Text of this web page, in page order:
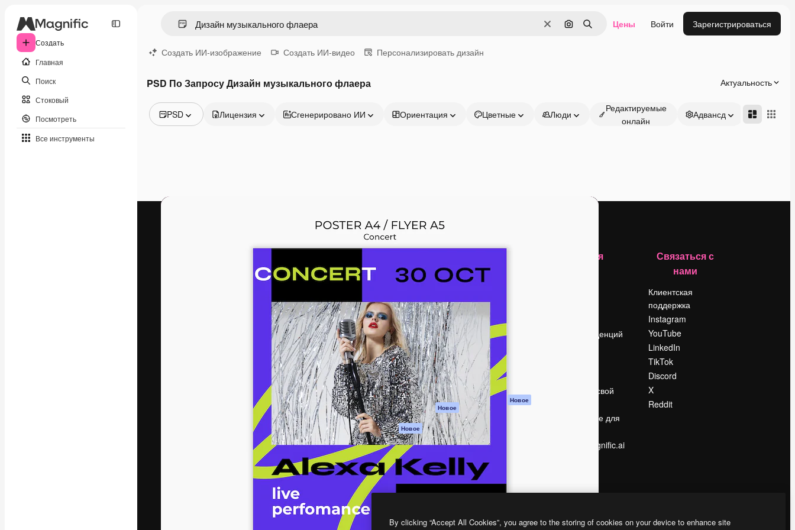
Создать
Главная
Поиск
Стоковый
Посмотреть
Все инструменты
ОчиститьПоиск по изображению
Поиск Цены Войти Зарегистрироваться
Создать ИИ-изображение Создать ИИ-видео Персонализировать дизайн
PSD По Запросу Дизайн музыкального флаера Актуальность
PSD
Видео
Лицензия Сгенерировано ИИ Ориентация Цветные Люди
Редактируемые
онлайн
Адвансд
Креативная платформа для создания
ваших лучших работ. Более 1 миллиона
подписчиков среди креаторов,
предприятий, агентств и студий.
Spaces
Генератор
изображений ИИ
Генератор видео
ИИ
Генератор голоса
на основе ИИ
Стоковый контент
MCP для
Claude/ChatGPT
Новое
Агенты Новое
API
Мобильное
приложение
Все инструменты
Magnific
Academy
Пакету ИИ
Служба
поддержки
Условия и
положения
Политика
конфиденциальности
Оригиналы
Новое
Политика файлов
cookie
Центр доверия
Партнеры
Предприятие
Компания
Поиск тенденций
Продайте свой
Помещение для
Ищете magnific.ai
Связаться с
нами
Клиентская
поддержка
Instagram
YouTube
LinkedIn
TikTok
Discord
X
Reddit
By clicking “Accept All Cookies”, you agree to the storing of cookies on your device to enhance site